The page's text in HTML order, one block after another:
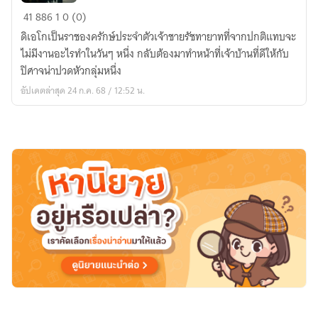
Teeth
and
Tongue
of
Chaos
4188610 (0)
ดิเอโกเป็นราชองครักษ์ประจำตัวเจ้าชายรัชทายาทที่จากปกติแทบจะ
ไม่มีงานอะไรทำในวันๆ หนึ่ง กลับต้องมาทำหน้าที่เจ้าบ้านที่ดีให้กับ
ปิศาจน่าปวดหัวกลุ่มหนึ่ง
อัปเดตล่าสุด 24 ก.ค. 68 / 12:52 น.